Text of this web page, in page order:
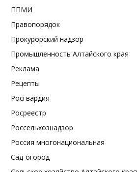
ППМИ
Правопорядок
Прокурорский надзор
Промышленность Алтайского края
Реклама
Рецепты
Росгвардия
Росреестр
Россельхознадзор
Россия многонациональная
Сад-огород